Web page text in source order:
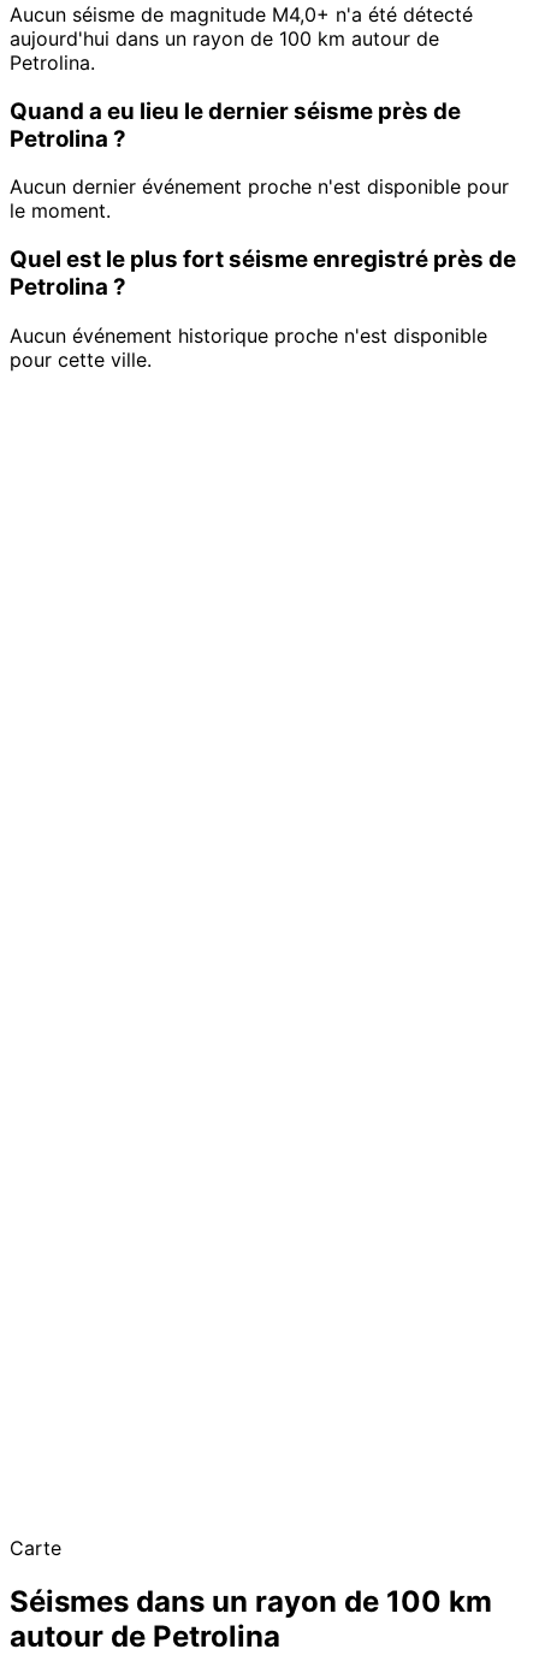
Aucun séisme de magnitude M4,0+ n'a été détecté
aujourd'hui dans un rayon de 100 km autour de
Petrolina.
Quand a eu lieu le dernier séisme près de
Petrolina ?
Aucun dernier événement proche n'est disponible pour
le moment.
Quel est le plus fort séisme enregistré près de
Petrolina ?
Aucun événement historique proche n'est disponible
pour cette ville.
Carte
Séismes dans un rayon de 100 km
autour de Petrolina